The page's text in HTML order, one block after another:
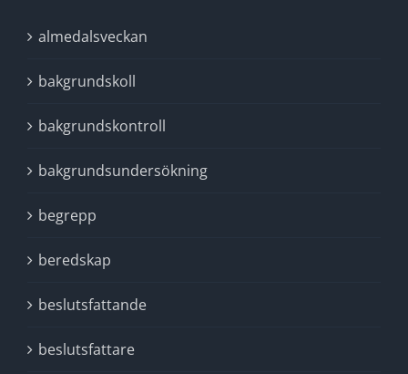
almedalsveckan
bakgrundskoll
bakgrundskontroll
bakgrundsundersökning
begrepp
beredskap
beslutsfattande
beslutsfattare